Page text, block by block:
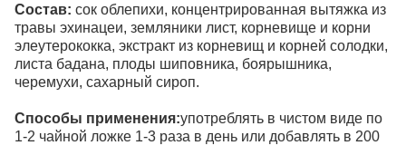
Состав: сок облепихи, концентрированная вытяжка из
травы эхинацеи, земляники лист, корневище и корни
элеутерококка, экстракт из корневищ и корней солодки,
листа бадана, плоды шиповника, боярышника,
черемухи, сахарный сироп.
Способы применения:употреблять в чистом виде по
1-2 чайной ложке 1-3 раза в день или добавлять в 200